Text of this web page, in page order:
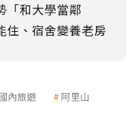
「和大學當鄰
住、宿舍變養老房
內旅遊
阿里山